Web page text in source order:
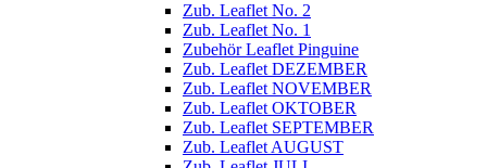
Zub. Leaflet No. 2
Zub. Leaflet No. 1
Zubehör Leaflet Pinguine
Zub. Leaflet DEZEMBER
Zub. Leaflet NOVEMBER
Zub. Leaflet OKTOBER
Zub. Leaflet SEPTEMBER
Zub. Leaflet AUGUST